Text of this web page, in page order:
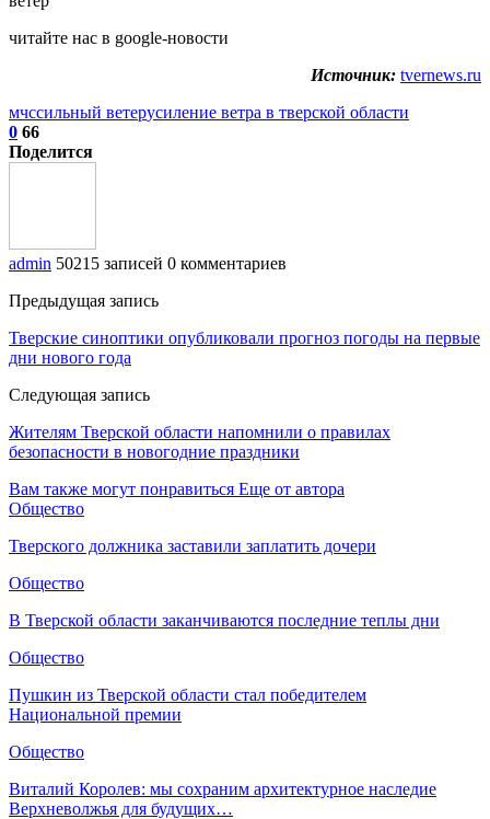
читайте нас в google-новости
Источник: tvernews.ru
мчссильный ветерусиление ветра в тверской области
0 66
Поделится
admin 50215 записей 0 комментариев
Предыдущая запись
Тверские синоптики опубликовали прогноз погоды на первые
дни нового года
Следующая запись
Жителям Тверской области напомнили о правилах
безопасности в новогодние праздники
Вам также могут понравиться Еще от автора
Общество
Тверского должника заставили заплатить дочери
Общество
В Тверской области заканчиваются последние теплы дни
Общество
Пушкин из Тверской области стал победителем
Национальной премии
Общество
Виталий Королев: мы сохраним архитектурное наследие
Верхневолжья для будущих…